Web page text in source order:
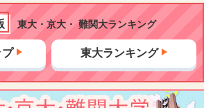
東大・京大・ 難関大ランキング
プ 東大ランキング